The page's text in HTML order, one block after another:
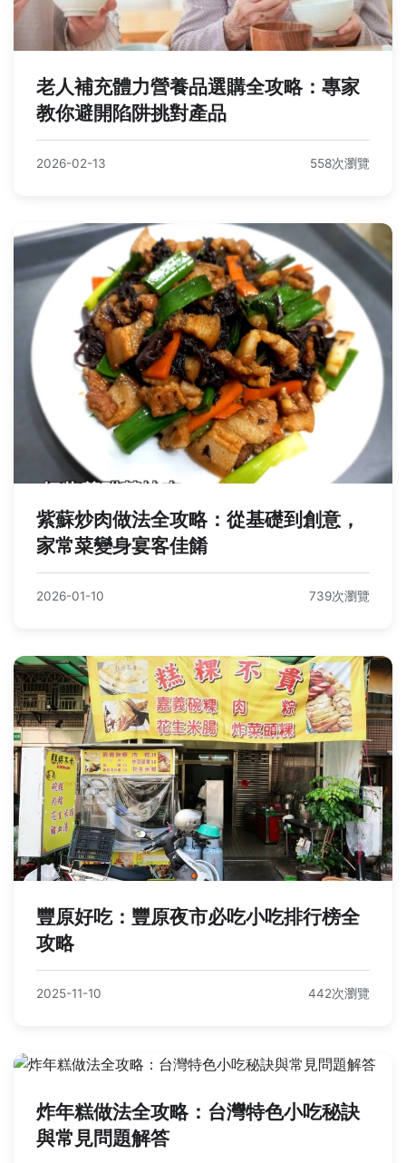
老人補充體力營養品選購全攻略：專家
教你避開陷阱挑對產品
2026-02-13 558次瀏覽
紫蘇炒肉做法全攻略：從基礎到創意，
家常菜變身宴客佳餚
2026-01-10 739次瀏覽
豐原好吃：豐原夜市必吃小吃排行榜全
攻略
2025-11-10 442次瀏覽
炸年糕做法全攻略：台灣特色小吃秘訣
與常見問題解答